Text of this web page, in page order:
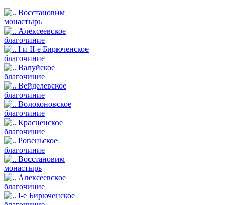
Восстановим
монастырь
Алексеевское
благочиние
I и II-е Бирюченское
благочиние
Валуйское
благочиние
Вейделевское
благочиние
Волоконовское
благочиние
Красненское
благочиние
Ровеньское
благочиние
Восстановим
монастырь
Алексеевское
благочиние
I-е Бирюченское